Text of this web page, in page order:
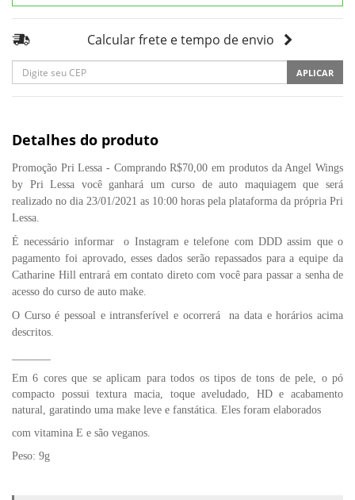
Calcular frete e tempo de envio
APLICAR
Detalhes do produto
Promoção Pri Lessa - Comprando R$70,00 em produtos da Angel Wings
by Pri Lessa você ganhará um curso de auto maquiagem que será
realizado no dia 23/01/2021 as 10:00 horas pela plataforma da própria Pri
Lessa.
É necessário informar o Instagram e telefone com DDD assim que o
pagamento foi aprovado, esses dados serão repassados para a equipe da
Catharine Hill entrará em contato direto com você para passar a senha de
acesso do curso de auto make.
O Curso é pessoal e intransferível e ocorrerá na data e horários acima
descritos.
Em 6 cores que se aplicam para todos os tipos de tons de pele, o pó
compacto possui textura macia, toque aveludado, HD e acabamento
natural, garatindo uma make leve e fanstática. Eles foram elaborados
com vitamina E e são veganos.
Peso: 9g